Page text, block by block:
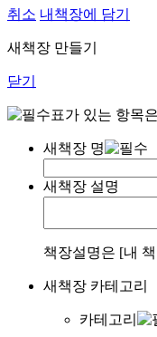
취소 내책장에 담기
새책장 만들기
닫기
표가 있는 항목
새책장 명
새책장 설명
책장설명은 [내
새책장 카테고리
카테고리